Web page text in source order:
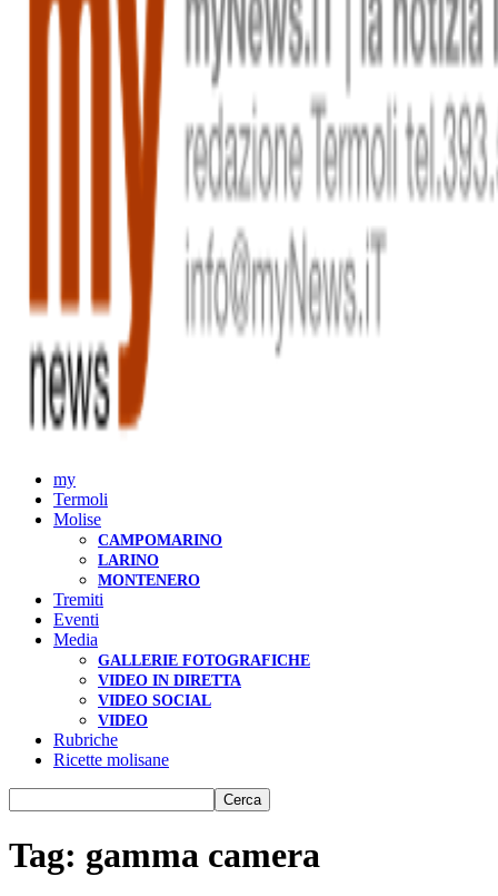
my
Termoli
Molise
CAMPOMARINO
LARINO
MONTENERO
Tremiti
Eventi
Media
GALLERIE FOTOGRAFICHE
VIDEO IN DIRETTA
VIDEO SOCIAL
VIDEO
Rubriche
Ricette molisane
Tag: gamma camera